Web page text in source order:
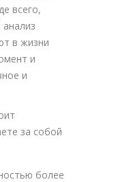
всего,
в жизни
и
и
за собой
более